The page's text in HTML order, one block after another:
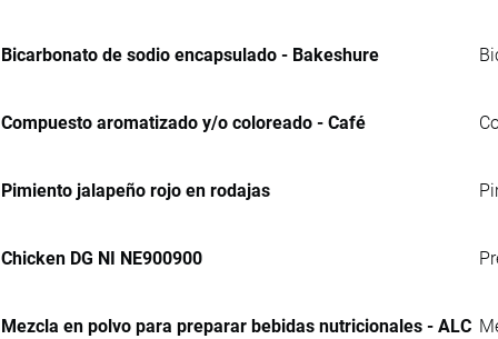
Bicarbonato de sodio encapsulado - Bakeshure
Compuesto aromatizado y/o coloreado - Café
Pimiento jalapeño rojo en rodajas
Chicken DG NI NE900900
Mezcla en polvo para preparar bebidas nutricionales - ALC